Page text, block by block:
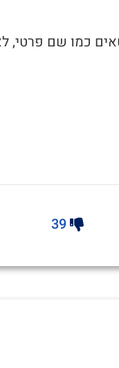
כמו שם פרטי,
39